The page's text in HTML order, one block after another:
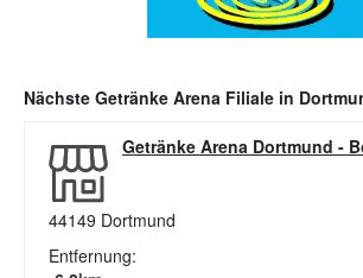
Nächste Getränke Arena Filiale in
Getränke Arena Dortmund -
44149 Dortmund
Entfernung: